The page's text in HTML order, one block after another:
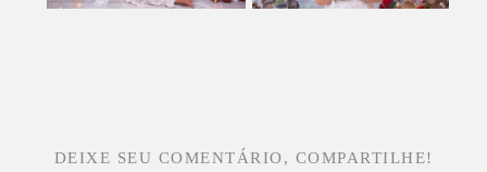
DEIXE SEU COMENTÁRIO, COMPARTILHE!